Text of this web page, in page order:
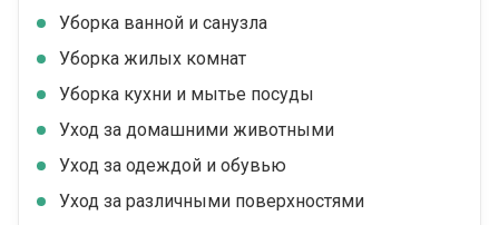
Уборка ванной и санузла
Уборка жилых комнат
Уборка кухни и мытье посуды
Уход за домашними животными
Уход за одеждой и обувью
Уход за различными поверхностями